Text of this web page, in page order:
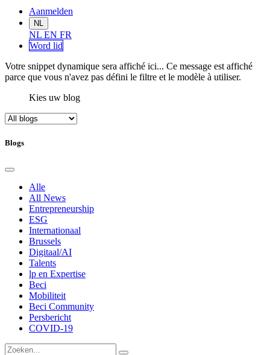
Aanmelden
NL
NL EN FR
Word lid
Votre snippet dynamique sera affiché ici... Ce message est affiché
parce que vous n'avez pas défini le filtre et le modèle à utiliser.
Kies uw blog
Blogs
Alle
All News
Entrepreneurship
ESG
Internationaal
Brussels
Digitaal/AI
Talents
lp en Expertise
Beci
Mobiliteit
Beci Community
Persbericht
COVID-19